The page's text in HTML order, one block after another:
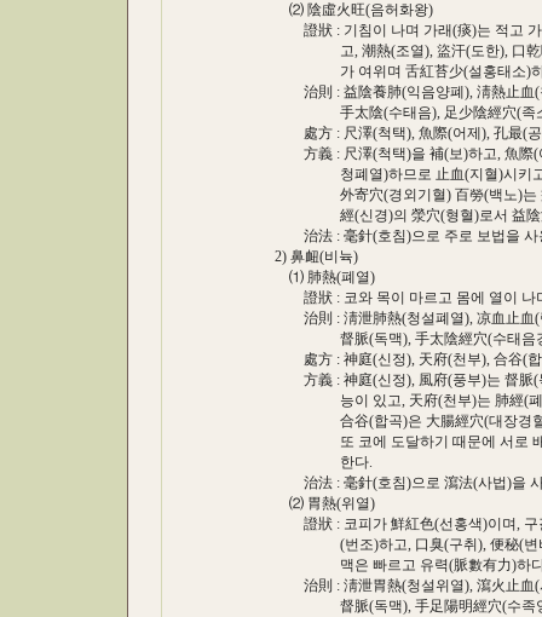
⑵ 陰虛火旺(음허화왕)
證狀 : 기침이 나며 가래(痰)는 적고 가래
고, 潮熱(조열), 盜汗(도한), 口乾咽燥(
가 여위며 舌紅苔少(설홍태소)하고,
治則 : 益陰養肺(익음양폐), 淸熱止血(
手太陰(수태음), 足少陰經穴(족소음
處方 : 尺澤(척택), 魚際(어제), 孔最(공
方義 : 尺澤(척택)을 補(보)하고, 魚際(어
청폐열)하므로 止血(지혈)시키고 肺
外寄穴(경외기혈) 百勞(백노)는 益肺
經(신경)의 滎穴(형혈)로서 益陰淸
治法 : 毫針(호침)으로 주로 보법을 사용
2) 鼻衄(비뉵)
⑴ 肺熱(폐열)
證狀 : 코와 목이 마르고 몸에 열이 나며
治則 : 淸泄肺熱(청설폐열), 凉血止血(
督脈(독맥), 手太陰經穴(수태음경혈
處方 : 神庭(신정), 天府(천부), 合谷(합
方義 : 神庭(신정), 風府(풍부)는 督脈(독
능이 있고, 天府(천부)는 肺經(폐경
合谷(합곡)은 大腸經穴(대장경혈)인
또 코에 도달하기 때문에 서로 배합하
한다.
治法 : 毫針(호침)으로 瀉法(사법)을 사
⑵ 胃熱(위열)
證狀 : 코피가 鮮紅色(선홍색)이며, 구갈
(번조)하고, 口臭(구취), 便秘(변비)가
맥은 빠르고 유력(脈數有力)하
治則 : 淸泄胃熱(청설위열), 瀉火止血(
督脈(독맥), 手足陽明經穴(수족양명